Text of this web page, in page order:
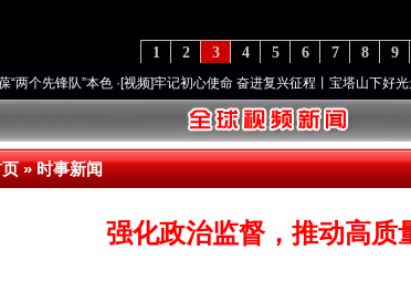
9
8
7
6
5
4
3
2
1
队”本色·[视频]牢记初心使命 奋进复兴征程丨宝塔山下好光景..·[视频]
»时事新闻
强化政治监督，推动高质